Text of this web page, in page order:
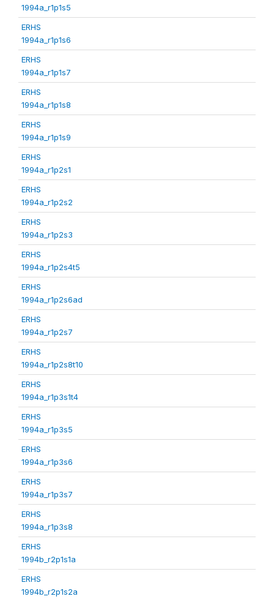
1994a_r1p1s5
ERHS
1994a_r1p1s6
ERHS
1994a_r1p1s7
ERHS
1994a_r1p1s8
ERHS
1994a_r1p1s9
ERHS
1994a_r1p2s1
ERHS
1994a_r1p2s2
ERHS
1994a_r1p2s3
ERHS
1994a_r1p2s4t5
ERHS
1994a_r1p2s6ad
ERHS
1994a_r1p2s7
ERHS
1994a_r1p2s8t10
ERHS
1994a_r1p3s1t4
ERHS
1994a_r1p3s5
ERHS
1994a_r1p3s6
ERHS
1994a_r1p3s7
ERHS
1994a_r1p3s8
ERHS
1994b_r2p1s1a
ERHS
1994b_r2p1s2a